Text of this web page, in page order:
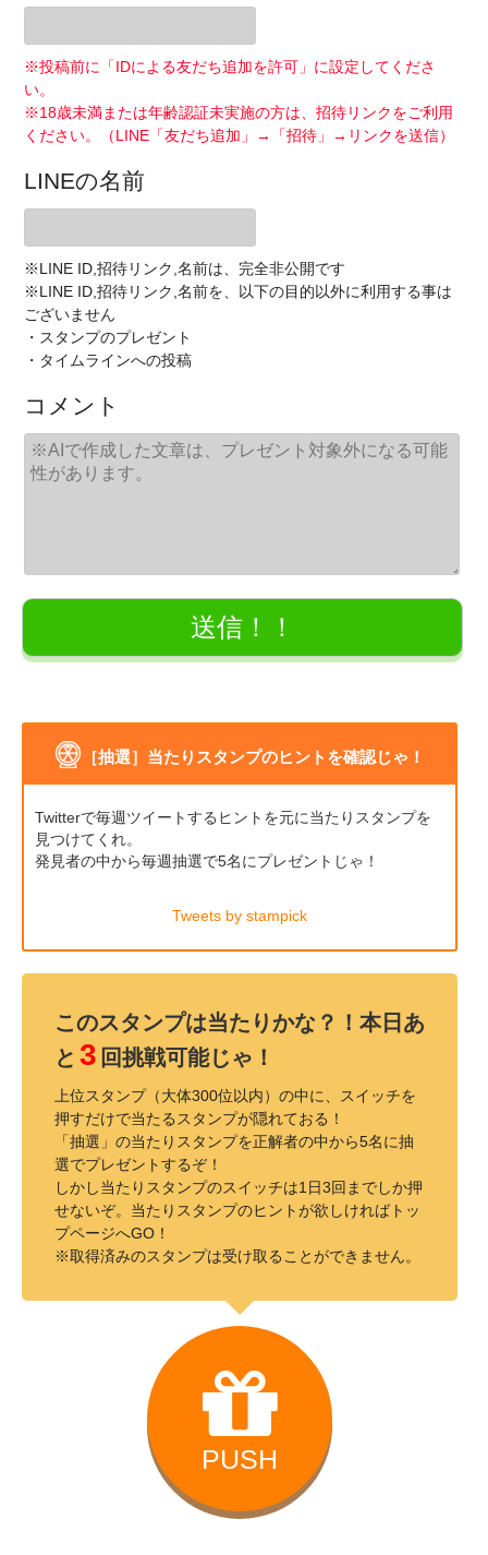
※投稿前に「IDによる友だち追加を許可」に設定してくださ
い。
※18歳未満または年齢認証未実施の方は、招待リンクをご利用
ください。（LINE「友だち追加」→「招待」→リンクを送信）
LINEの名前
※LINE ID,招待リンク,名前は、完全非公開です
※LINE ID,招待リンク,名前を、以下の目的以外に利用する事は
ございません
・スタンプのプレゼント
・タイムラインへの投稿
コメント
［抽選］当たりスタンプのヒントを確認じゃ！
Twitterで毎週ツイートするヒントを元に当たりスタンプを
見つけてくれ。
発見者の中から毎週抽選で5名にプレゼントじゃ！
Tweets by stampick
このスタンプは当たりかな？！本日あ
と 3 回挑戦可能じゃ！
上位スタンプ（大体300位以内）の中に、スイッチを
押すだけで当たるスタンプが隠れておる！
「抽選」の当たりスタンプを正解者の中から5名に抽
選でプレゼントするぞ！
しかし当たりスタンプのスイッチは1日3回までしか押
せないぞ。当たりスタンプのヒントが欲しければトッ
プページへGO！
※取得済みのスタンプは受け取ることができません。
PUSH